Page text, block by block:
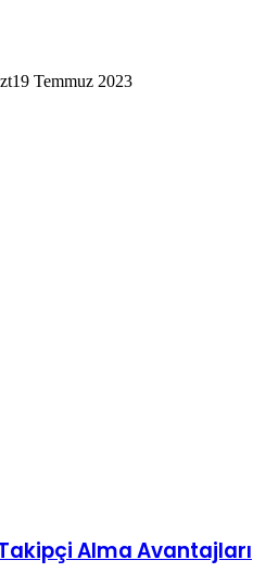
19 Temmuz 2023
Alma Avantajları